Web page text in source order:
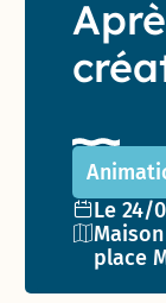
Date de
Le 24/
Lieu :
place